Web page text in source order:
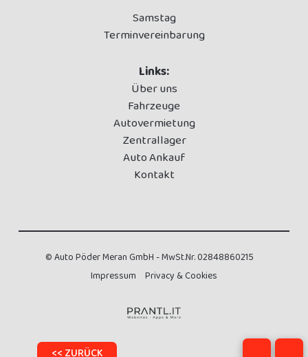
Samstag
Terminvereinbarung
Links:
Über uns
Fahrzeuge
Autovermietung
Zentrallager
Auto Ankauf
Kontakt
© Auto Pöder Meran GmbH - MwSt.Nr. 02848860215
Impressum
Privacy & Cookies